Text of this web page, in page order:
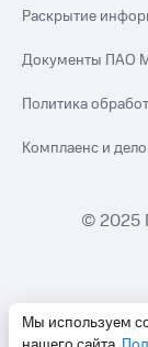
Мы используем
Раскрытие
Документы ПАО
Политика
Комплаенс и
© 2025